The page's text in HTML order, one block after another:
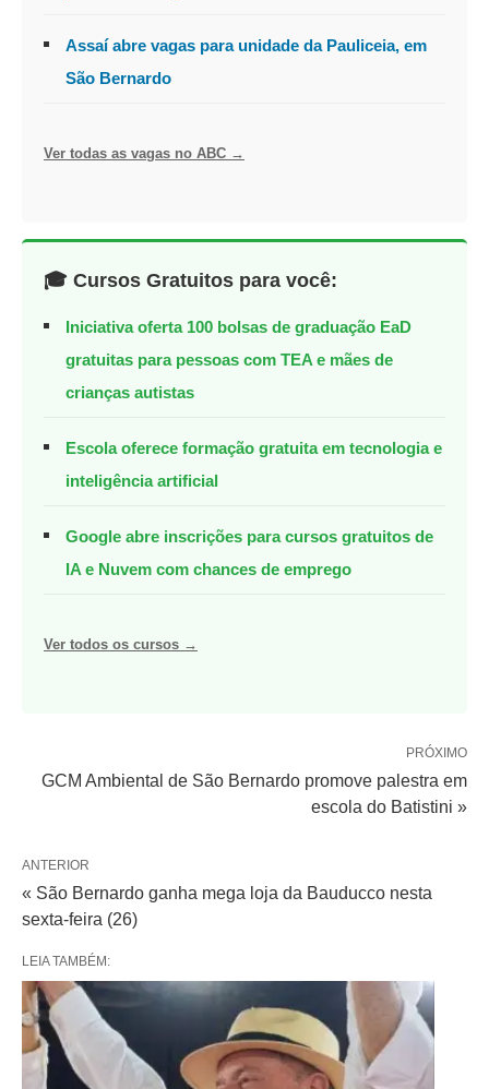
Assaí abre vagas para unidade da Pauliceia, em
São Bernardo
Ver todas as vagas no ABC →
🎓 Cursos Gratuitos para você:
Iniciativa oferta 100 bolsas de graduação EaD
gratuitas para pessoas com TEA e mães de
crianças autistas
Escola oferece formação gratuita em tecnologia e
inteligência artificial
Google abre inscrições para cursos gratuitos de
IA e Nuvem com chances de emprego
Ver todos os cursos →
PRÓXIMO
GCM Ambiental de São Bernardo promove palestra em
escola do Batistini »
ANTERIOR
« São Bernardo ganha mega loja da Bauducco nesta
sexta-feira (26)
LEIA TAMBÉM: